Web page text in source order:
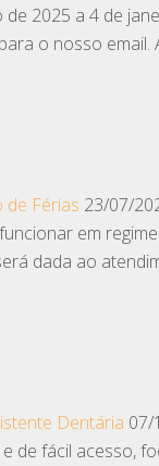
2025 a 4 de
o nosso email.
de Férias 23/07/
em
dada ao
Dentária 07/
de fácil acesso,